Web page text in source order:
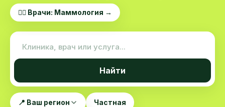
👨‍⚕️ Врачи: Маммология →
Найти
📍 Ваш регион Частная